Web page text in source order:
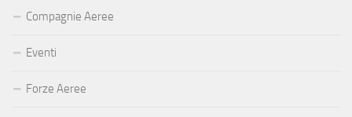
Compagnie Aeree
Eventi
Forze Aeree